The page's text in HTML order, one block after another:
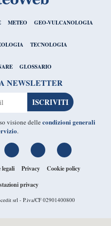
METEO GEO-VULCANOLOGIA
TECNOLOGIA
GLOSSARIO
NEWSLETTER
visione dellecondizioni generali
.
legali Privacy
Cookie policy
privacy
srl - P.iva/CF 02901400800